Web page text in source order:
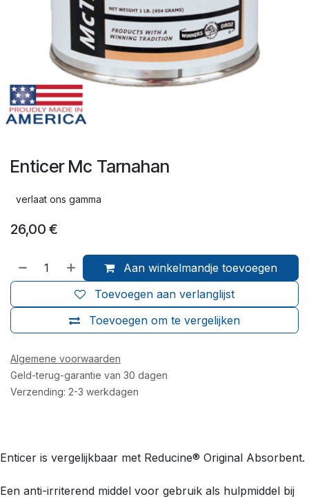
Enticer Mc Tarnahan
verlaat ons gamma
26,00 €
Aan winkelmandje toevoegen
Toevoegen om te vergelijken
Toevoegen aan verlanglijst
Algemene voorwaarden
Geld-terug-garantie van 30 dagen
Verzending: 2-3 werkdagen
Enticer is vergelijkbaar met Reducine® Original Absorbent.
Een anti-irriterend middel voor gebruik als hulpmiddel bij